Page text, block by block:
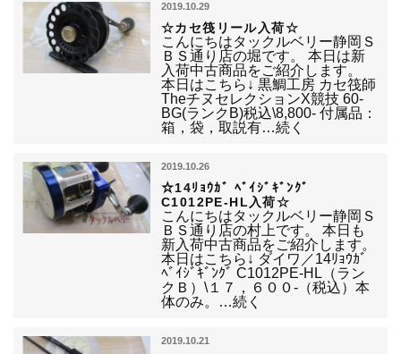
2019.10.29
☆カセ筏リール入荷☆
こんにちはタックルベリー静岡Ｓ
ＢＳ通り店の堀です。 本日は新
入荷中古商品をご紹介します。
本日はこちら↓ 黒鯛工房 カセ筏師
TheチヌセレクションX競技 60-
BG(ランクB)税込\8,800- 付属品：
箱，袋，取説有…続く
2019.10.26
☆14ﾘｮｳｶﾞ ﾍﾞｲｼﾞｷﾞﾝｸﾞ
C1012PE-HL入荷☆
こんにちはタックルベリー静岡Ｓ
ＢＳ通り店の村上です。 本日も
新入荷中古商品をご紹介します。
本日はこちら↓ ダイワ／14ﾘｮｳｶﾞ
ﾍﾞｲｼﾞｷﾞﾝｸﾞ C1012PE-HL（ラン
クＢ）\１７，６００-（税込）本
体のみ。…続く
2019.10.21